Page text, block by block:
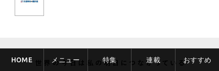
HOME メニュー 特集 連載 おすすめ